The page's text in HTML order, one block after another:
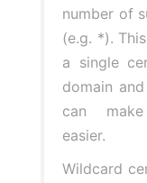
number of
(e.g. *).
a single
domain
can
easier.
Wildcard